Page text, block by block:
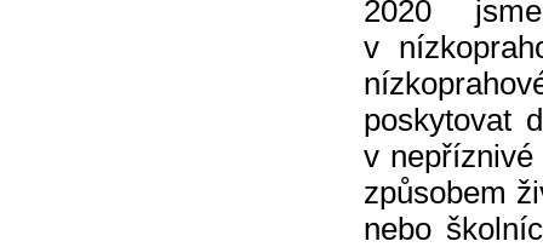
2020
v
poskytovat
v
způsobem
nebo